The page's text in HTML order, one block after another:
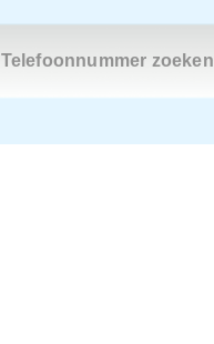
Telefoonnummer zoeken